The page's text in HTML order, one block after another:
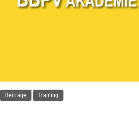
Beiträge Training